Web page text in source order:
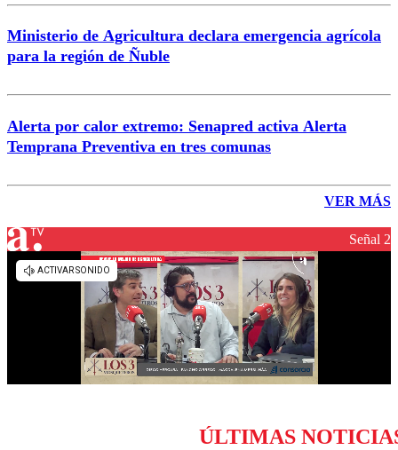
Ministerio de Agricultura declara emergencia agrícola
para la región de Ñuble
Alerta por calor extremo: Senapred activa Alerta
Temprana Preventiva en tres comunas
VER MÁS
Señal 2
ÚLTIMAS